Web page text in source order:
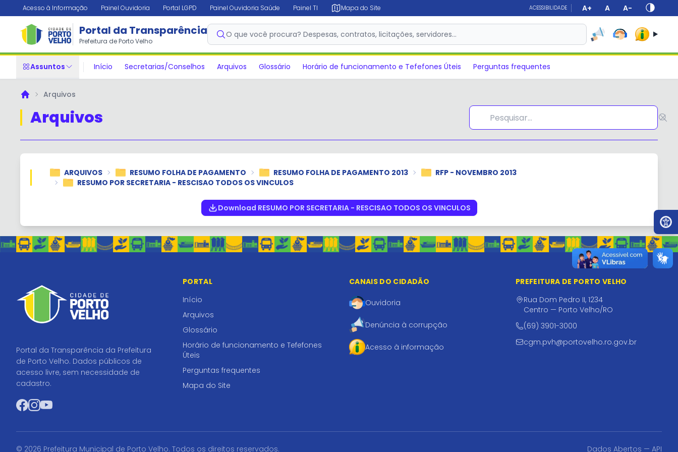
Acesso à Informação Painel Ouvidoria Portal LGPD Painel Ouvidoria Saúde Painel TI Mapa do Site ACESSIBILIDADE A+ A A-
Portal da Transparência
Prefeitura de Porto Velho
O que você procura? Despesas, contratos, licitações, servidores…
Assuntos Início Secretarias/Conselhos Arquivos Glossário Horário de funcionamento e Tefefones Úteis Perguntas frequentes
PrincipalArquivos
Arquivos
ARQUIVOS RESUMO FOLHA DE PAGAMENTO RESUMO FOLHA DE PAGAMENTO 2013
RFP - NOVEMBRO 2013
RESUMO POR SECRETARIA - RESCISAO TODOS OS VINCULOS
Download RESUMO POR SECRETARIA - RESCISAO TODOS OS VINCULOS
Portal da Transparência da Prefeitura
de Porto Velho. Dados públicos de
acesso livre, sem necessidade de
cadastro.
Facebook
Instagram
YouTube
PORTAL
Início
Arquivos
Glossário
Horário de funcionamento e Tefefones
Úteis
Perguntas frequentes
Mapa do Site
CANAIS DO CIDADÃO
Ouvidoria
Denúncia à corrupção
Acesso à informação
PREFEITURA DE PORTO VELHO
Rua Dom Pedro II, 1234
Centro — Porto Velho/RO
(69) 3901-3000
cgm.pvh@portovelho.ro.gov.br
© 2026 Prefeitura Municipal de Porto Velho. Todos os direitos reservados. Dados Abertos — API
✕
Ir